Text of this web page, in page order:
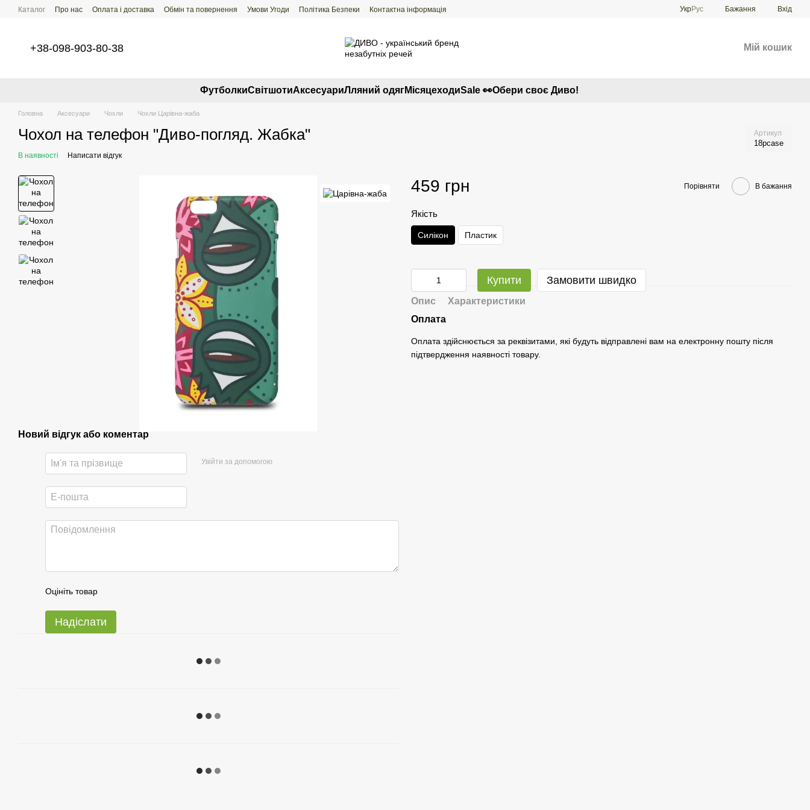
Перейти до основного контенту
Каталог Про нас Оплата і доставка Обмін та повернення Умови Угоди Політика Безпеки Контактна інформація УкрРус Бажання Вхід
+38-098-903-80-38 Мій кошик
ФутболкиСвiтшотиАксесуариЛляний одягМісяцеходиSale 👀Обери своє Диво!
Головна Аксесуари Чохли Чохли Царівна-жаба
Чохол на телефон "Диво-погляд. Жабка" Артикул
18pcase
В наявності Написати відгук
Новий відгук або коментар
Увійти за допомогою
Оцініть товар
Надіслати
459 грн Порівняти В бажання
Якість
Силікон Пластик
Купити Замовити швидко
Опис
Характеристики
Оплата
Оплата здійснюється за реквізитами, які будуть відправлені вам на електронну пошту після
підтвердження наявності товару.